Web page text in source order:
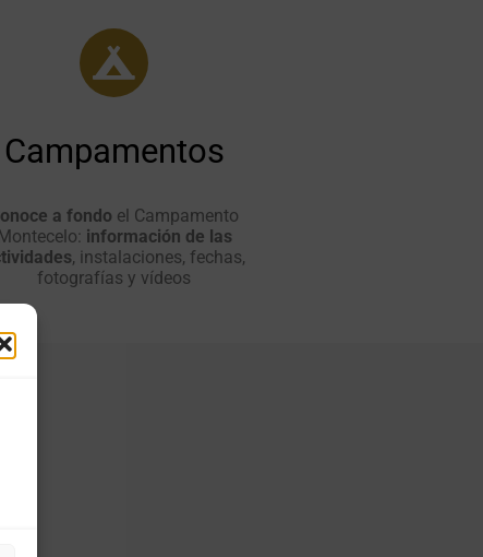
Campamentos
a fondo el Campamento
información de las
, instalaciones, fechas,
fotografías y vídeos